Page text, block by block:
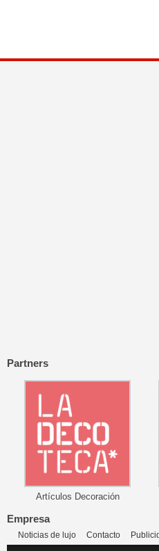
Partners
Artículos Decoración
Empresa
Noticias de lujo Contacto